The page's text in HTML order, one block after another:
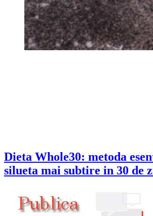
Dieta Whole30: metoda
silueta mai subtire in 30 de